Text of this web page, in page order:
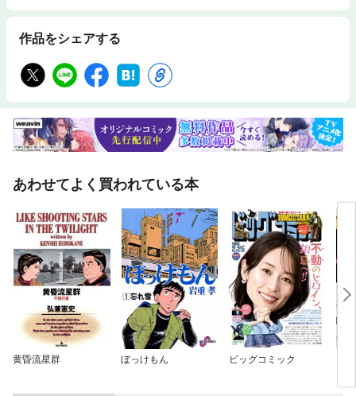
作品をシェアする
あわせてよく買われている本
黄昏流星群 ぼっけもん ビッグコミック